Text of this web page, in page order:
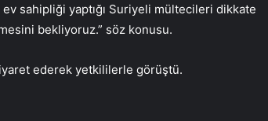
sahipliği yaptığı Suriyeli mültecileri dikkate
bekliyoruz.” söz konusu.
ederek yetkililerle görüştü.